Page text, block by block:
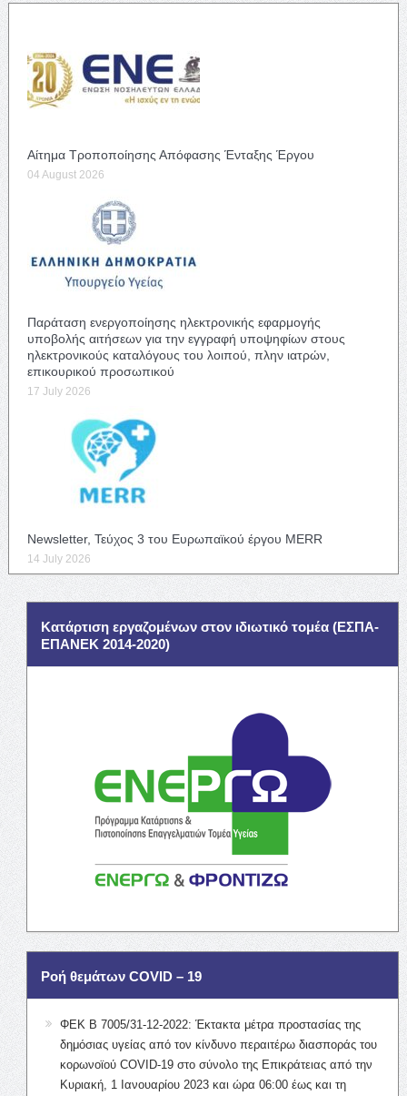
Αίτημα Τροποποίησης Απόφασης Ένταξης Έργου
04 August 2026
Παράταση ενεργοποίησης ηλεκτρονικής εφαρμογής
υποβολής αιτήσεων για την εγγραφή υποψηφίων στους
ηλεκτρονικούς καταλόγους του λοιπού, πλην ιατρών,
επικουρικού προσωπικού
17 July 2026
Newsletter, Τεύχος 3 του Ευρωπαϊκού έργου MERR
14 July 2026
Κατάρτιση εργαζομένων στον ιδιωτικό τομέα (ΕΣΠΑ-
ΕΠΑΝΕΚ 2014-2020)
Ροή θεμάτων COVID – 19
ΦΕΚ Β 7005/31-12-2022: Έκτακτα μέτρα προστασίας της
δημόσιας υγείας από τον κίνδυνο περαιτέρω διασποράς του
κορωνοϊού COVID-19 στο σύνολο της Επικράτειας από την
Κυριακή, 1 Ιανουαρίου 2023 και ώρα 06:00 έως και τη